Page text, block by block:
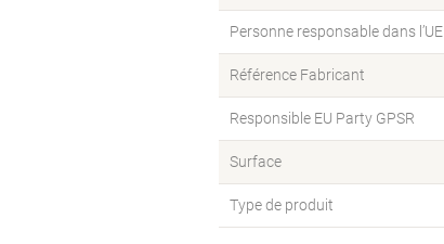
Personne responsable dans l’UE
Référence Fabricant
Responsible EU Party GPSR
Surface
Type de produit